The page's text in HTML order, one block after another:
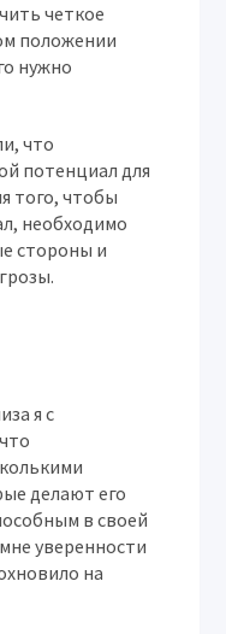
четкое
положении
нужно
что
потенциал для
того, чтобы
необходимо
стороны и
я с
делают его
в своей
уверенности
на